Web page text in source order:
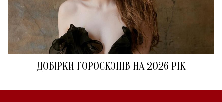
ДОБІРКИ ГОРОСКОПІВ НА 2026 РІК